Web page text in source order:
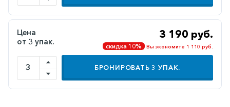
Иммунодепрессанты
Климактерические
Метаболизм
Минеральный
обмен
Цена
от 3 упак.
3 190 руб.
скидка 10% Вы экономите 1 110 руб.
БРОНИРОВАТЬ3 УПАК.